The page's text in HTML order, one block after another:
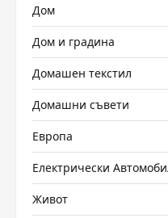
Дом
Дом и градина
Домашен текстил
Домашни съвети
Европа
Електрически
Живот